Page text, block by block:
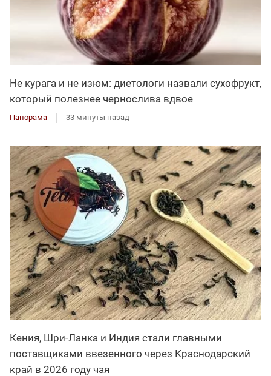
Не курага и не изюм: диетологи назвали сухофрукт,
который полезнее чернослива вдвое
Панорама 33 минуты назад
Кения, Шри-Ланка и Индия стали главными
поставщиками ввезенного через Краснодарский
край в 2026 году чая